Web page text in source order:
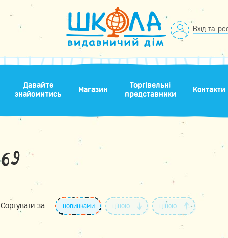
Вхід та
Давайте
знайомитись
Магазин
Торгівельні
представники
Контакти
69
Сортувати за: новинками ціною ціною